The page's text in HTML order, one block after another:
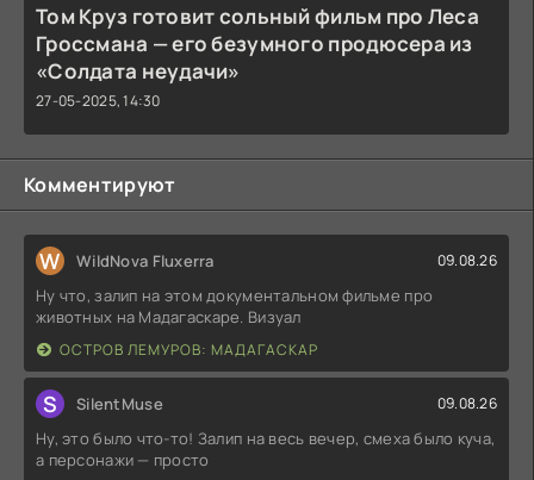
Том Круз готовит сольный фильм про Леса
Гроссмана — его безумного продюсера из
«Солдата неудачи»
27-05-2025, 14:30
Комментируют
W WildNova Fluxerra 09.08.26
Ну что, залип на этом документальном фильме про
животных на Мадагаскаре. Визуал
ОСТРОВ ЛЕМУРОВ: МАДАГАСКАР
S SilentMuse 09.08.26
Ну, это было что-то! Залип на весь вечер, смеха было куча,
а персонажи — просто